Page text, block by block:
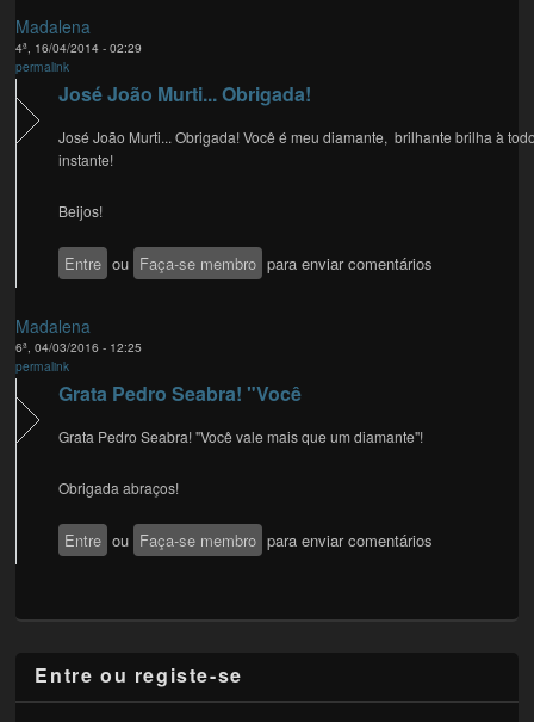
Madalena
4ª, 16/04/2014 - 02:29
permalink
José João Murti... Obrigada!
José João Murti... Obrigada! Você é meu diamante, brilhante brilha à
instante!
Beijos!
Entre ou Faça-se membro para enviar comentários
Madalena
6ª, 04/03/2016 - 12:25
permalink
Grata Pedro Seabra! "Você
Grata Pedro Seabra! "Você vale mais que um diamante"!
Obrigada abraços!
Entre ou Faça-se membro para enviar comentários
Entre ou registe-se